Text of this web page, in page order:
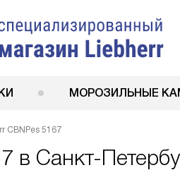
МОРОЗИЛЬНЫЕ
CBNPes 5167
в Санкт-